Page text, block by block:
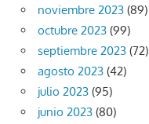
noviembre 2023 (89)
octubre 2023 (99)
septiembre 2023 (72)
agosto 2023 (42)
julio 2023 (95)
junio 2023 (80)